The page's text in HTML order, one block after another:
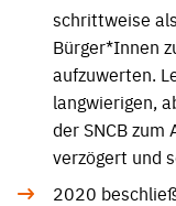
schrittweise
Bürger*Innen
aufzuwerten.
langwierigen,
der SNCB zum
verzögert und
2020